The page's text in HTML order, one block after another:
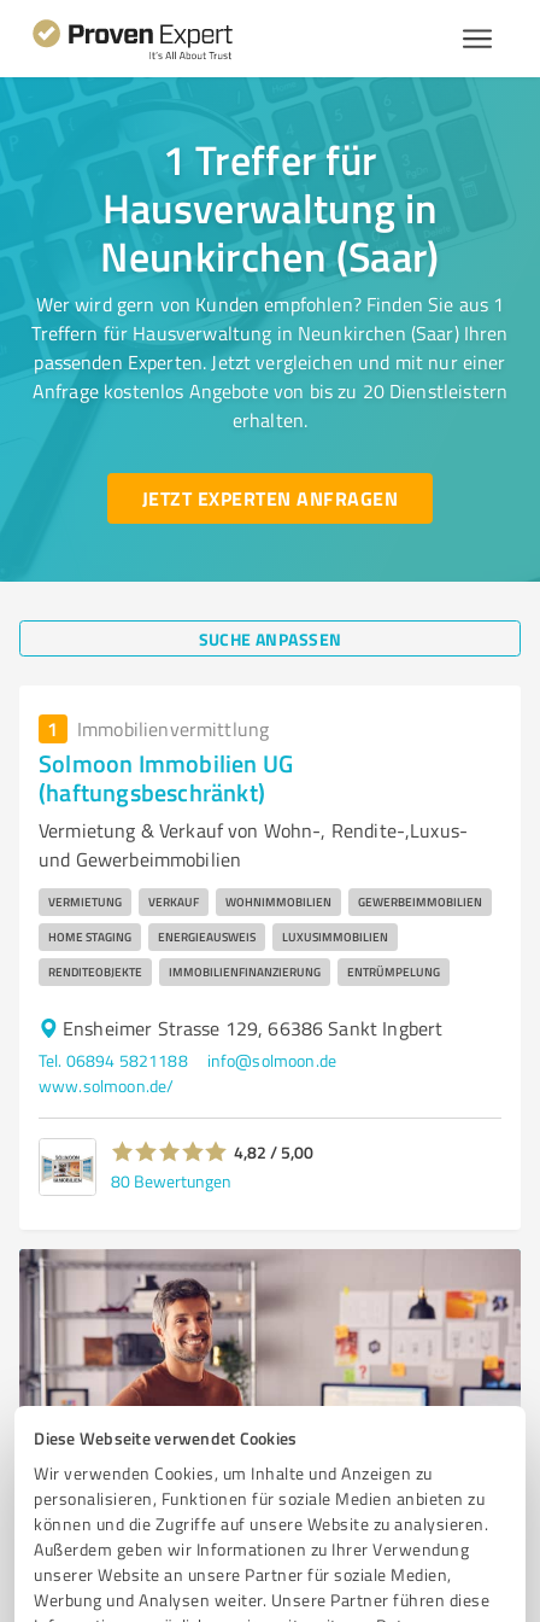
Diese Webseite verwendet Cookies
Wir verwenden Cookies, um Inhalte und Anzeigen zu
personalisieren, Funktionen für soziale Medien anbieten zu
können und die Zugriffe auf unsere Website zu analysieren.
Außerdem geben wir Informationen zu Ihrer Verwendung
unserer Website an unsere Partner für soziale Medien,
Werbung und Analysen weiter. Unsere Partner führen diese
1 Treffer für
Hausverwaltung in
Neunkirchen (Saar)
Wer wird gern von Kunden empfohlen? Finden Sie aus 1
Treffern für Hausverwaltung in Neunkirchen (Saar) Ihren
passenden Experten. Jetzt vergleichen und mit nur einer
Anfrage kostenlos Angebote von bis zu 20 Dienstleistern
erhalten.
JETZT EXPERTEN ANFRAGEN
SUCHE ANPASSEN
1 Immobilienvermittlung
Solmoon Immobilien UG
(haftungsbeschränkt)
Vermietung & Verkauf von Wohn-, Rendite-,Luxus-
und Gewerbeimmobilien
VERMIETUNG VERKAUF WOHNIMMOBILIEN GEWERBEIMMOBILIEN
HOME STAGING ENERGIEAUSWEIS LUXUSIMMOBILIEN
RENDITEOBJEKTE IMMOBILIENFINANZIERUNG ENTRÜMPELUNG
Ensheimer Strasse 129, 66386 Sankt Ingbert
Tel. 06894 5821188
info@solmoon.de
www.solmoon.de/
4,82 / 5,00
80 Bewertungen
Sie möchten auch hier gelistet werden?
Registrieren Sie sich jetzt und werden Sie ein von
Kunden empfohlener ProvenExpert!